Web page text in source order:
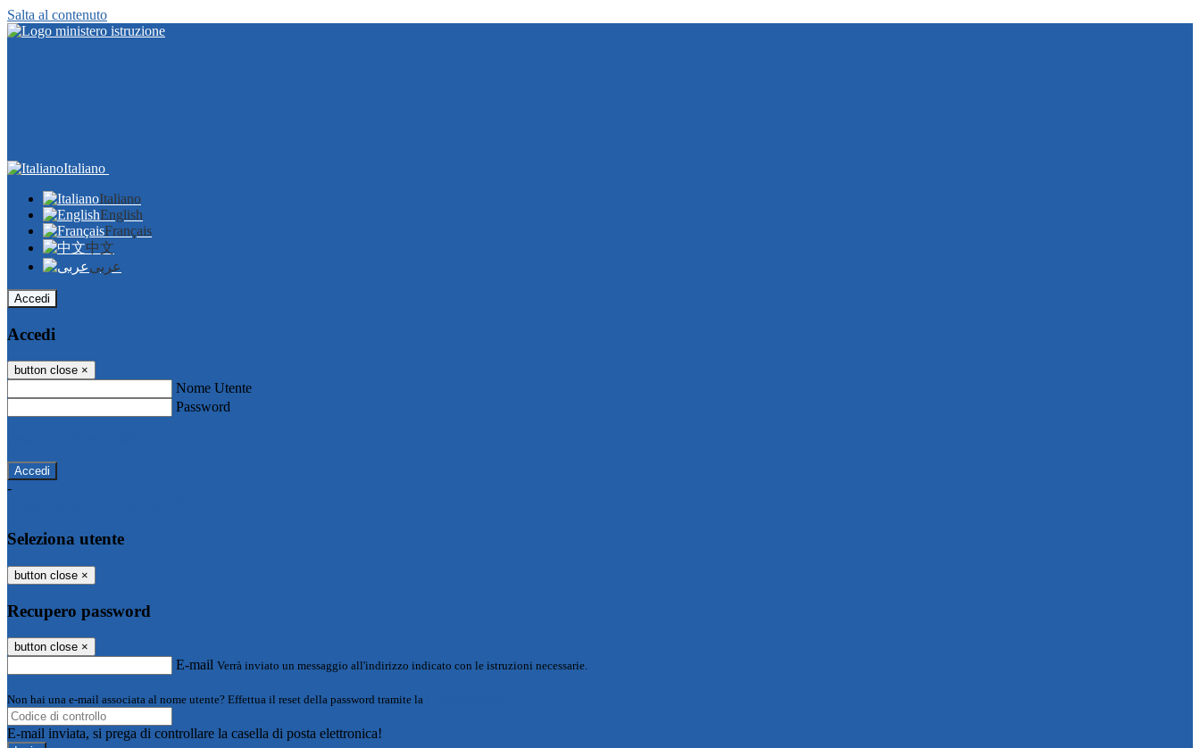
Salta al contenuto
Italiano
Italiano
English
Français
中文
عربى
Accedi
Accedi
button close ×
Nome Utente
Password
-
Seleziona utente
button close ×
Recupero password
button close ×
E-mail Verrà inviato un messaggio all'indirizzo indicato con le istruzioni necessarie.
Non hai una e-mail associata al nome utente? Effettua il reset della password tramite la
E-mail inviata, si prega di controllare la casella di posta elettronica!